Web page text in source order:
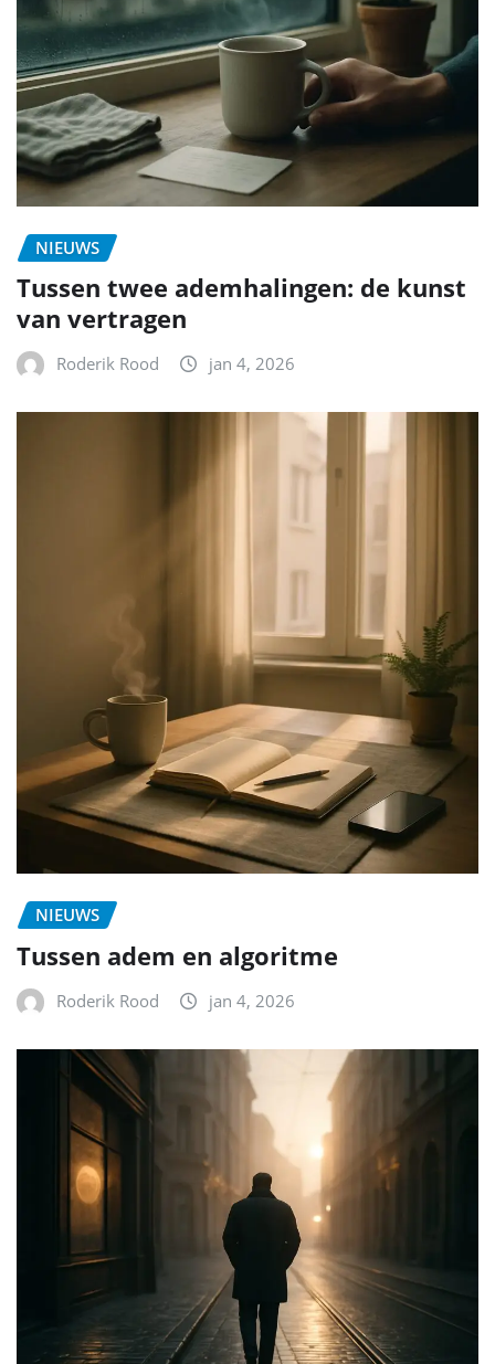
NIEUWS
Tussen twee ademhalingen: de kunst
van vertragen
Roderik Rood jan 4, 2026
NIEUWS
Tussen adem en algoritme
Roderik Rood jan 4, 2026